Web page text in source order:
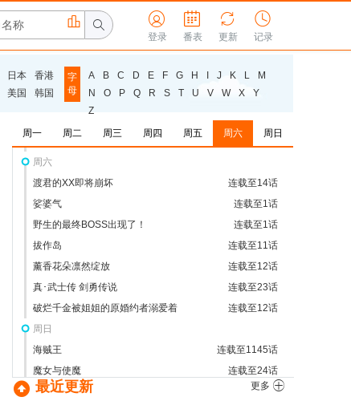
日本
香港
美国 韩国
字
母
A B C D E F G H J K L
M
N
O P Q R S T U V W X
Y
Z

登录

番表

更新

记录


周一 周二 周三 周四 周五 周六 周日
连载至1话
永久的黄昏
连载至2话
最后可以再拜托您一件事吗
连载至1话
野原广志午餐流派
连载至1话
恶食千金与狂血公爵
连载至29话
连载至12话
沉默魔女的秘密
周六
连载至14话
渡君的XX即将崩坏
连载至1话
娑婆气
连载至1话
野生的最终BOSS出现了！
连载至11话
拔作岛
连载至12话
薰香花朵凛然绽放
连载至23话
真･武士传 剑勇传说
连载至12话
破烂千金被姐姐的原婚约者溺爱着
周日
连载至1145话
海贼王
连载至24话
魔女与使魔
更多 
 最近更新